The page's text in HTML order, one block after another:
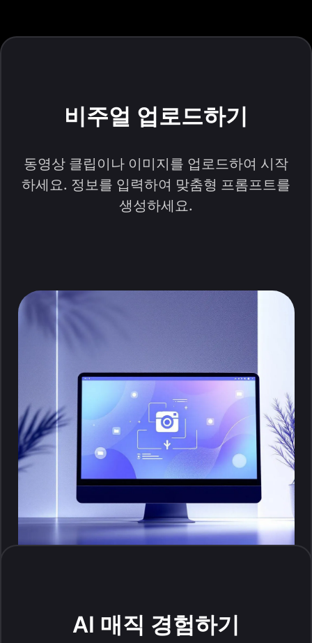
비주얼 업로드하기
동영상 클립이나 이미지를 업로드하여 시작
하세요. 정보를 입력하여 맞춤형 프롬프트를
생성하세요.
AI 매직 경험하기